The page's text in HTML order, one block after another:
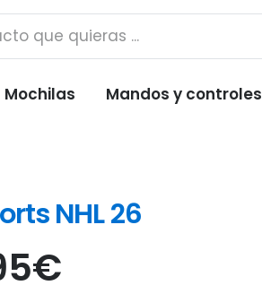
Mochilas Mandos y controles
NHL 26
€